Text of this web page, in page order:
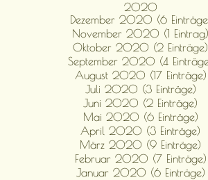
2020
Dezember 2020 (6
November 2020 (1 Eintrag)
Oktober 2020 (2 Einträge)
September 2020 (4
August 2020 (17 Einträge)
Juli 2020 (3 Einträge)
Juni 2020 (2 Einträge)
Mai 2020 (6 Einträge)
April 2020 (3 Einträge)
März 2020 (9 Einträge)
Februar 2020 (7 Einträge)
Januar 2020 (6 Einträge)